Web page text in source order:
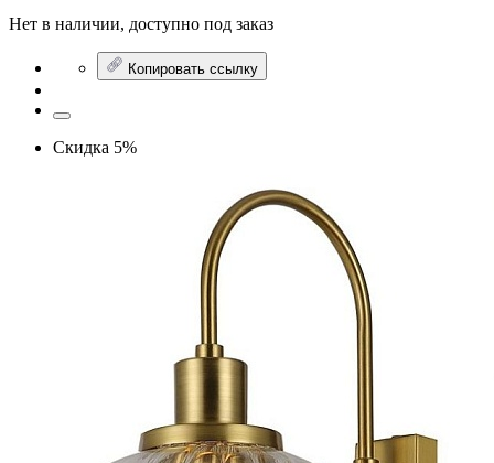
Нет в наличии, доступно под заказ
Копировать ссылку
Скидка 5%